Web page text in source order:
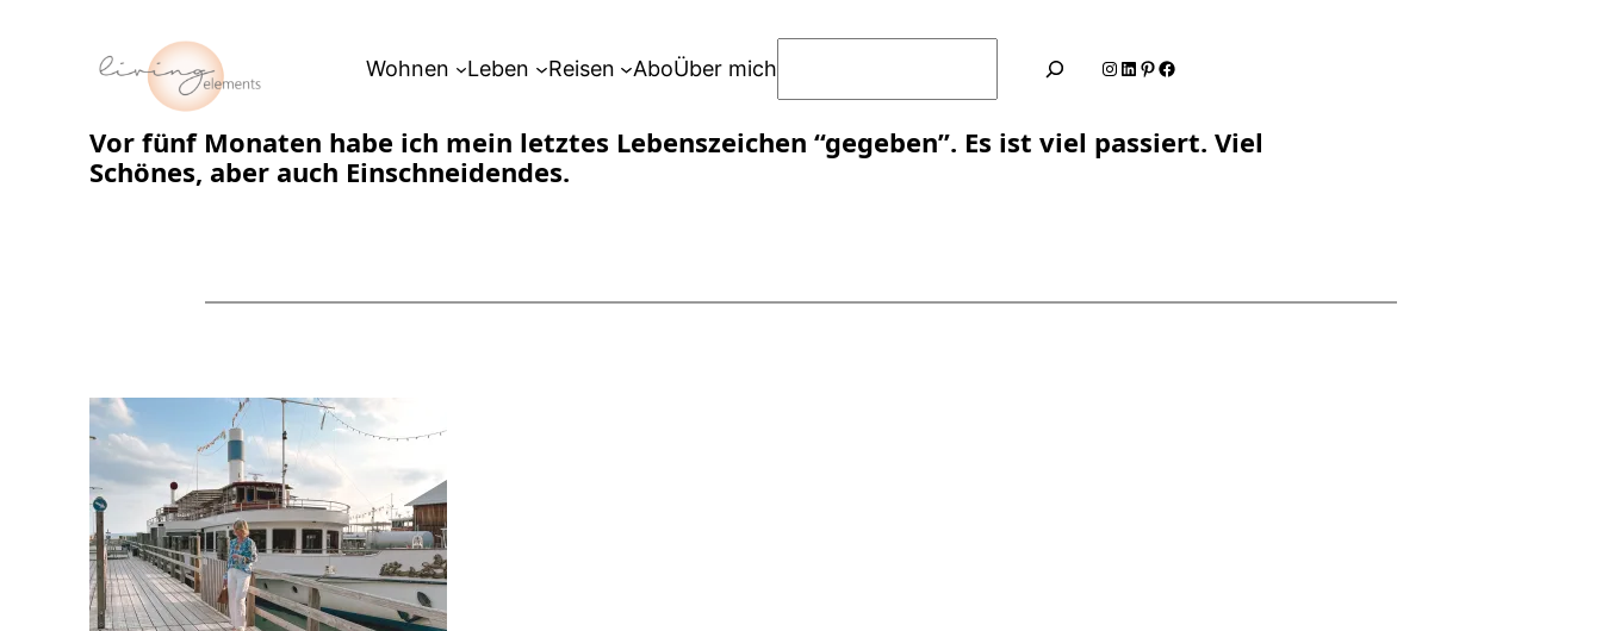
Wohnen Leben Reisen AboÜber mich
h
Instagram LinkedIn Pinterest Facebook
Vor fünf Monaten habe ich mein letztes Lebenszeichen “gegeben”. Es ist viel passiert. Viel
Schönes, aber auch Einschneidendes.